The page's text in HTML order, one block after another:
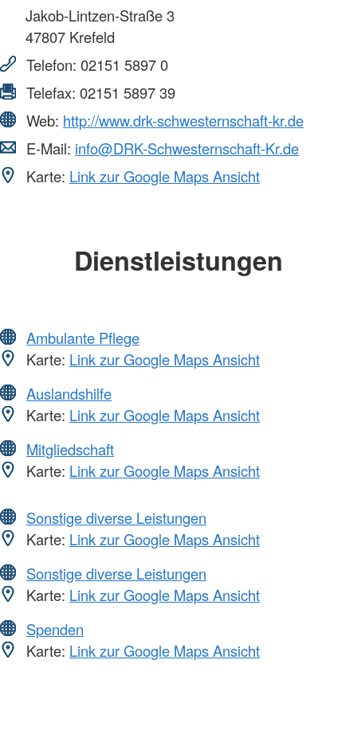
Jakob-Lintzen-Straße 3
47807 Krefeld
Telefon: 02151 5897 0
Telefax: 02151 5897 39
Web: http://www.drk-schwesternschaft-kr.de
E-Mail: info@DRK-Schwesternschaft-Kr.de
Karte: Link zur Google Maps Ansicht
Dienstleistungen
Ambulante Pflege
Karte: Link zur Google Maps Ansicht
Auslandshilfe
Karte: Link zur Google Maps Ansicht
Mitgliedschaft
Karte: Link zur Google Maps Ansicht
Sonstige diverse Leistungen
Karte: Link zur Google Maps Ansicht
Sonstige diverse Leistungen
Karte: Link zur Google Maps Ansicht
Spenden
Karte: Link zur Google Maps Ansicht